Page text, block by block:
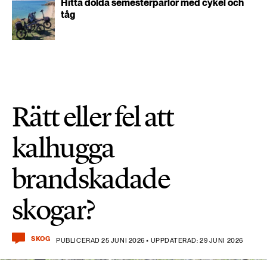
Hitta dolda semesterpärlor med cykel och
tåg
Rätt eller fel att
kalhugga
brandskadade
skogar?
SKOG PUBLICERAD 25 JUNI 2026 • UPPDATERAD: 29 JUNI 2026